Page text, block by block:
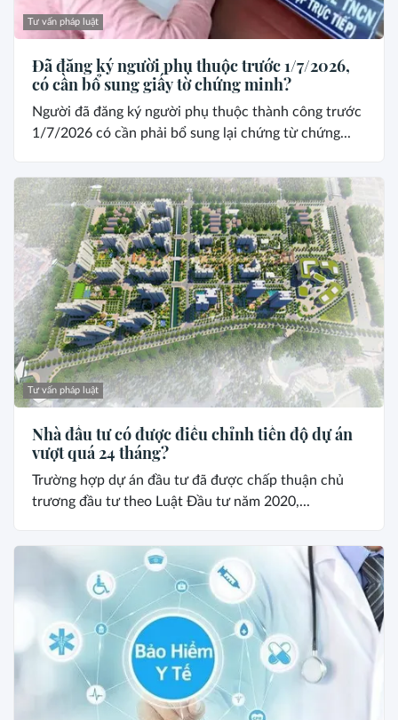
Tư vấn pháp luật
Đã đăng ký người phụ thuộc trước 1/7/2026,
có cần bổ sung giấy tờ chứng minh?
Người đã đăng ký người phụ thuộc thành công trước
1/7/2026 có cần phải bổ sung lại chứng từ chứng...
Tư vấn pháp luật
Nhà đầu tư có được điều chỉnh tiến độ dự án
vượt quá 24 tháng?
Trường hợp dự án đầu tư đã được chấp thuận chủ
trương đầu tư theo Luật Đầu tư năm 2020,...